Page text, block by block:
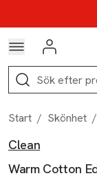
Hoppa till
Logga in
Sök
Start / Skönhet /
Produktbilder
Hoppa över
Clean
Warm Cotton
Produktinformation